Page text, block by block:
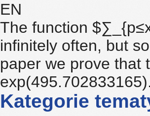
EN
The function
infinitely often, but
paper we prove that
exp(495.702833165).
Kategorie